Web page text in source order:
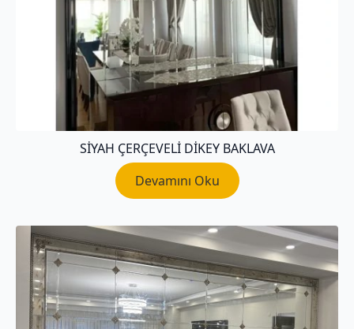
SIYAH ÇERÇEVELI DIKEY BAKLAVA
Devamını Oku